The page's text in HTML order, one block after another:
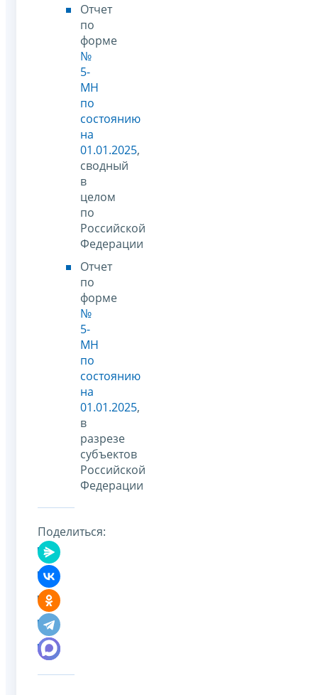
Отчет
по
форме
№
5-
МН
по
состоянию
на
01.01.2025,
сводный
в
целом
по
Российской
Федерации
Отчет
по
форме
№
5-
МН
по
состоянию
на
01.01.2025,
в
разрезе
субъектов
Российской
Федерации
Поделиться: